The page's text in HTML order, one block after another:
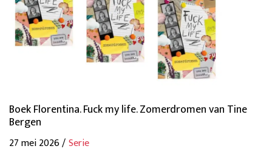
Boek Florentina. Fuck my life. Zomerdromen van Tine
Bergen
27 mei 2026 /Serie